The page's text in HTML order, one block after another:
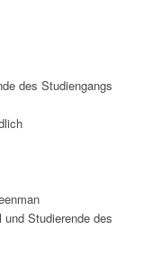
des Studiengangs
Studierende des